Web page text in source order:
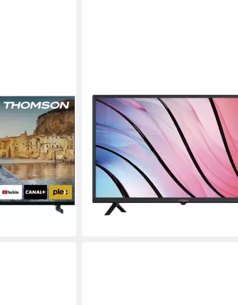
bei dir
80 cm/32 Zoll
Diagonale
LED Bildschirmtechnologie
HD Auflösung
Produktdatenblatt
147,55 € UVP
249,00 €
13,48 €
mtl. in 12 Raten
-41%
lieferbar in 3 Wochen